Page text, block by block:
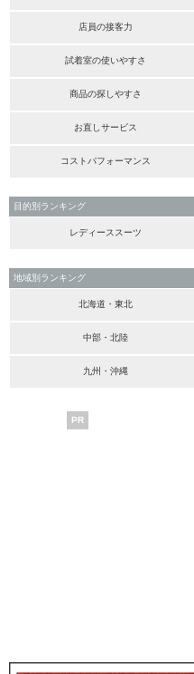
店員の接客力
試着室の使いやすさ
商品の探しやすさ
お直しサービス
コストパフォーマンス
目的別ランキング
レディーススーツ
地域別ランキング
北海道・東北
中部・北陸
九州・沖縄
PR